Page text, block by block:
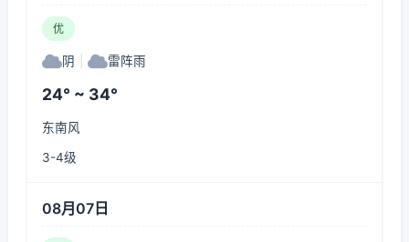
优
阴 雷阵雨
24° ~ 34°
东南风
3-4级
08月07日